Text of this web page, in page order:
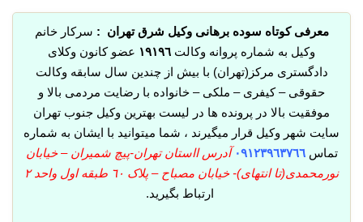
معرفی کوتاه سوده برهانی وکیل شرق تهران : سرکار خانم
وکیل به شماره پروانه وکالت ١٩١٩٦ عضو کانون وکلای
دادگستری مرکز(تهران) با بیش از چندین سال سابقه وکالت
حقوقی – کیفری – ملکی – خانواده با رضایت مردمی بالا و
موفقیت بالا در پرونده ها در لیست بهترین وکیل جنوب تهران
سایت شهر وکیل قرار میگیرند ، شما میتوانید با ایشان به شماره
تماس٠٩١٢٣٩٦٣٧٦٦ آدرس ااستان تهران-پیچ شمیران – خیابان
نورمحمدی(تا انتهای)- خیابان مصباح – پلاک ٦٠ طبقه اول واحد ٢
ارتباط بگیرید.